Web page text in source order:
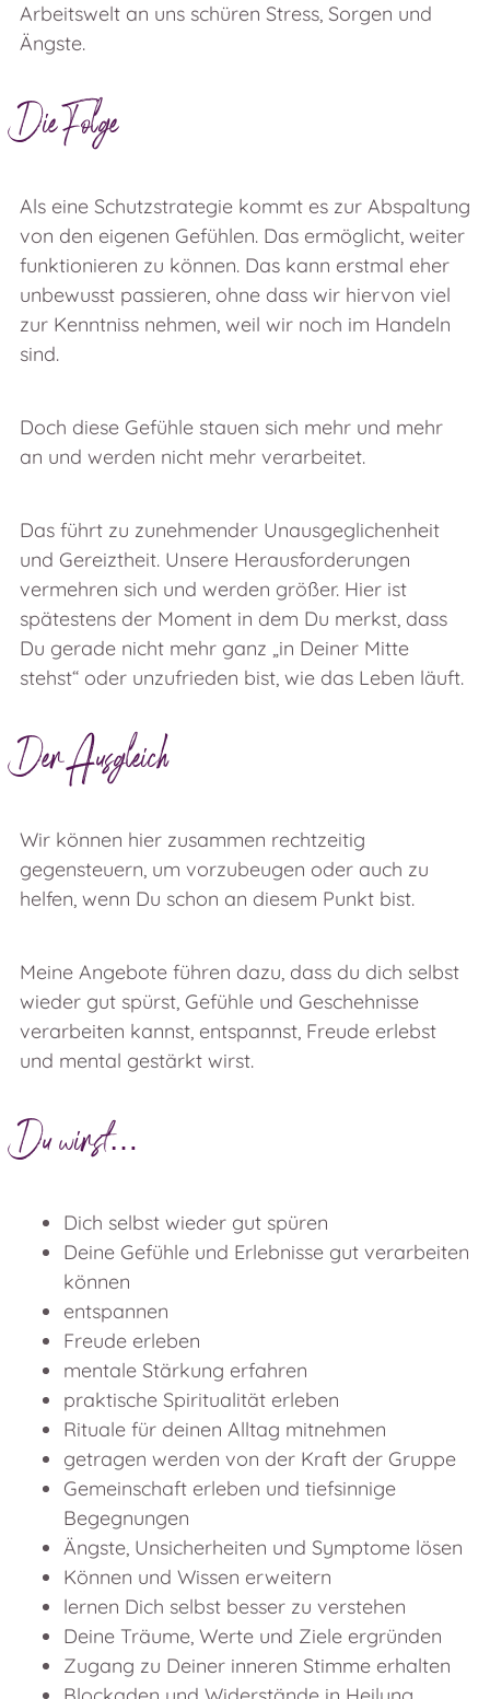
Arbeitswelt an uns schüren Stress, Sorgen und
Ängste.
Die Folge
Als eine Schutzstrategie kommt es zur Abspaltung
von den eigenen Gefühlen. Das ermöglicht, weiter
funktionieren zu können. Das kann erstmal eher
unbewusst passieren, ohne dass wir hiervon viel
zur Kenntniss nehmen, weil wir noch im Handeln
sind.
Doch diese Gefühle stauen sich mehr und mehr
an und werden nicht mehr verarbeitet.
Das führt zu zunehmender Unausgeglichenheit
und Gereiztheit. Unsere Herausforderungen
vermehren sich und werden größer. Hier ist
spätestens der Moment in dem Du merkst, dass
Du gerade nicht mehr ganz „in Deiner Mitte
stehst“ oder unzufrieden bist, wie das Leben läuft.
Der Ausgleich
Wir können hier zusammen rechtzeitig
gegensteuern, um vorzubeugen oder auch zu
helfen, wenn Du schon an diesem Punkt bist.
Meine Angebote führen dazu, dass du dich selbst
wieder gut spürst, Gefühle und Geschehnisse
verarbeiten kannst, entspannst, Freude erlebst
und mental gestärkt wirst.
Du wirst…
Dich selbst wieder gut spüren
Deine Gefühle und Erlebnisse gut verarbeiten
können
entspannen
Freude erleben
mentale Stärkung erfahren
praktische Spiritualität erleben
Rituale für deinen Alltag mitnehmen
getragen werden von der Kraft der Gruppe
Gemeinschaft erleben und tiefsinnige
Begegnungen
Ängste, Unsicherheiten und Symptome lösen
Können und Wissen erweitern
lernen Dich selbst besser zu verstehen
Deine Träume, Werte und Ziele ergründen
Zugang zu Deiner inneren Stimme erhalten